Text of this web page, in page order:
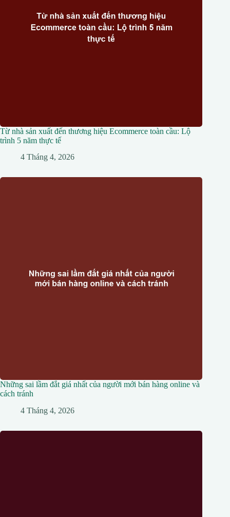
Từ nhà sản xuất đến thương hiệu Ecommerce toàn cầu: Lộ
trình 5 năm thực tế
4 Tháng 4, 2026
Những sai lầm đắt giá nhất của người mới bán hàng online và
cách tránh
4 Tháng 4, 2026